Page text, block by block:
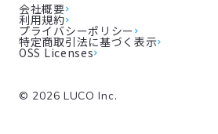
会社概要
利用規約
プライバシーポリシー
特定商取引法に基づく表示
OSS Licenses
© 2026 LUCO Inc.